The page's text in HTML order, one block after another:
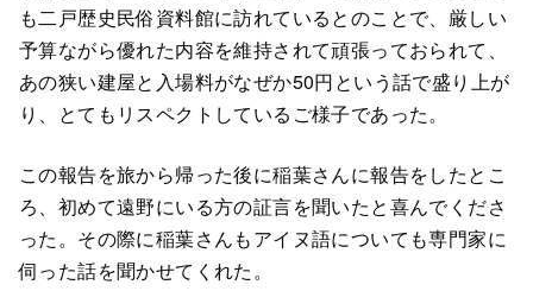
も二戸歴史民俗資料館に訪れているとのことで、厳しい
予算ながら優れた内容を維持されて頑張っておられて、
あの狭い建屋と入場料がなぜか50円という話で盛り上が
り、とてもリスペクトしているご様子であった。
この報告を旅から帰った後に稲葉さんに報告をしたとこ
ろ、初めて遠野にいる方の証言を聞いたと喜んでくださ
った。その際に稲葉さんもアイヌ語についても専門家に
伺った話を聞かせてくれた。